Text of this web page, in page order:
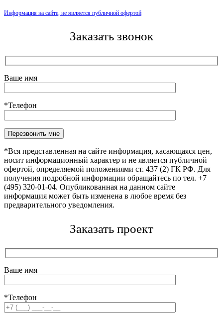
Информация на сайте, не является публичной офертой
Заказать звонок
Ваше имя
*Телефон
Оставьте это поле пустым.
*Вся представленная на сайте информация, касающаяся цен,
носит информационный характер и не является публичной
офертой, определяемой положениями ст. 437 (2) ГК РФ. Для
получения подробной информации обращайтесь по тел. +7
(495) 320-01-04. Опубликованная на данном сайте
информация может быть изменена в любое время без
предварительного уведомления.
Заказать проект
Ваше имя
*Телефон